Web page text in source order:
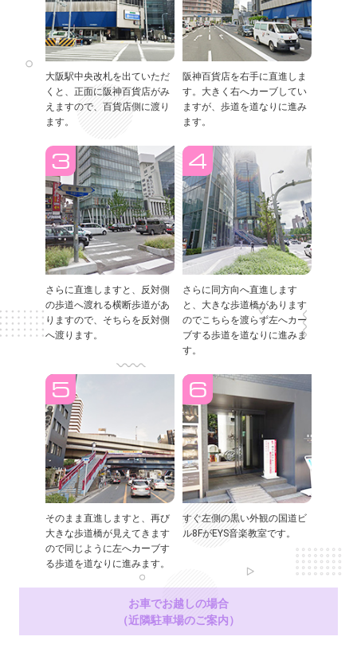
大阪駅中央改札を出ていただ
くと、正面に阪神百貨店がみ
えますので、百貨店側に渡り
ます。
阪神百貨店を右手に直進しま
す。大きく右へカーブしてい
ますが、歩道を道なりに進み
ます。
さらに直進しますと、反対側
の歩道へ渡れる横断歩道があ
りますので、そちらを反対側
へ渡ります。
さらに同方向へ直進します
と、大きな歩道橋があります
のでこちらを渡らず左へカー
ブする歩道を道なりに進みま
す。
そのまま直進しますと、再び
大きな歩道橋が見えてきます
ので同じように左へカーブす
る歩道を道なりに進みます。
すぐ左側の黒い外観の国道ビ
ル8FがEYS音楽教室です。
お車でお越しの場合
（近隣駐車場のご案内）